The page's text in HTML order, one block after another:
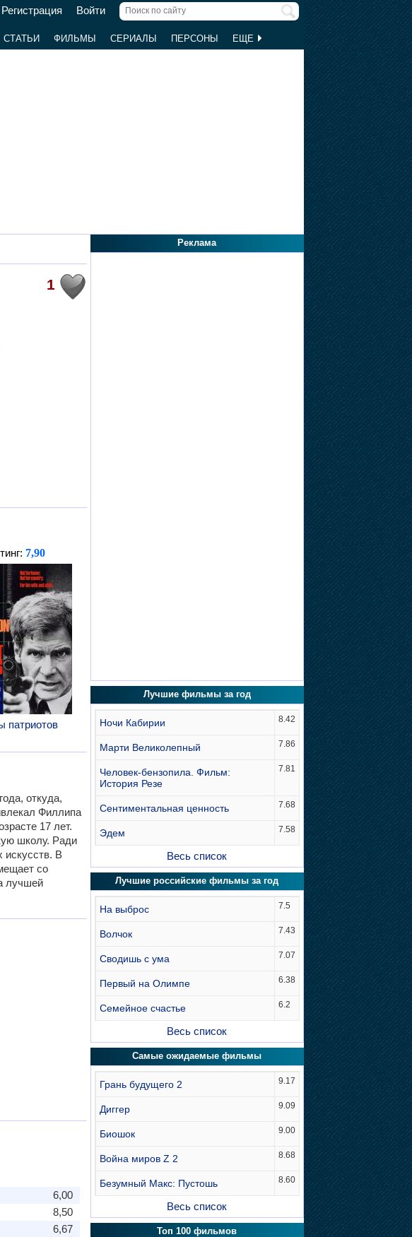
Регистрация Войти
СТАТЬИ ФИЛЬМЫ СЕРИАЛЫ ПЕРСОНЫ ЕЩЕ
1
7,90
патриотов
откуда,
Филлипа
17 лет.
школу. Ради
искусств. В
со
лучшей
6,00
8,50
6,67
Реклама
Лучшие фильмы за год
Ночи Кабирии 8.42
Марти Великолепный 7.86
Человек-бензопила. Фильм:
История Резе
7.81
Сентиментальная ценность 7.68
Эдем 7.58
Весь список
Лучшие российские фильмы за год
На выброс 7.5
Волчок 7.43
Сводишь с ума 7.07
Первый на Олимпе 6.38
Семейное счастье 6.2
Весь список
Самые ожидаемые фильмы
Грань будущего 2 9.17
Диггер 9.09
Биошок 9.00
Война миров Z 2 8.68
Безумный Макс: Пустошь 8.60
Весь список
Топ 100 фильмов